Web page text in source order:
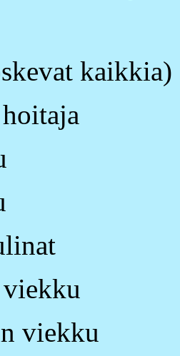
kaikkia)
viekku